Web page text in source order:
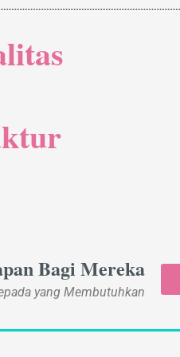
Bagi Mereka
yang Membutuhkan